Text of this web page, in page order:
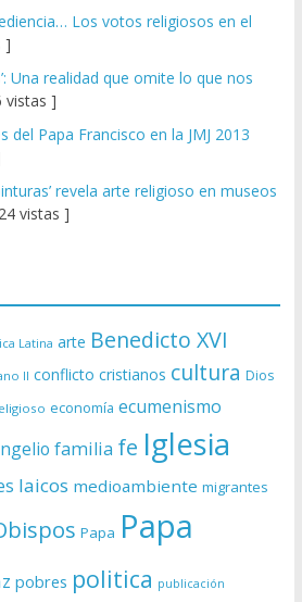
Los votos religiosos en el
]
Una realidad que omite lo que nos
vistas ]
del Papa Francisco en la JMJ 2013
revela arte religioso en museos
vistas ]
Latina arte Benedicto XVI
II conflicto cristianos cultura Dios
economía ecumenismo
familia fe Iglesia
laicos medioambiente migrantes
Papa Papa
pobres politica publicación